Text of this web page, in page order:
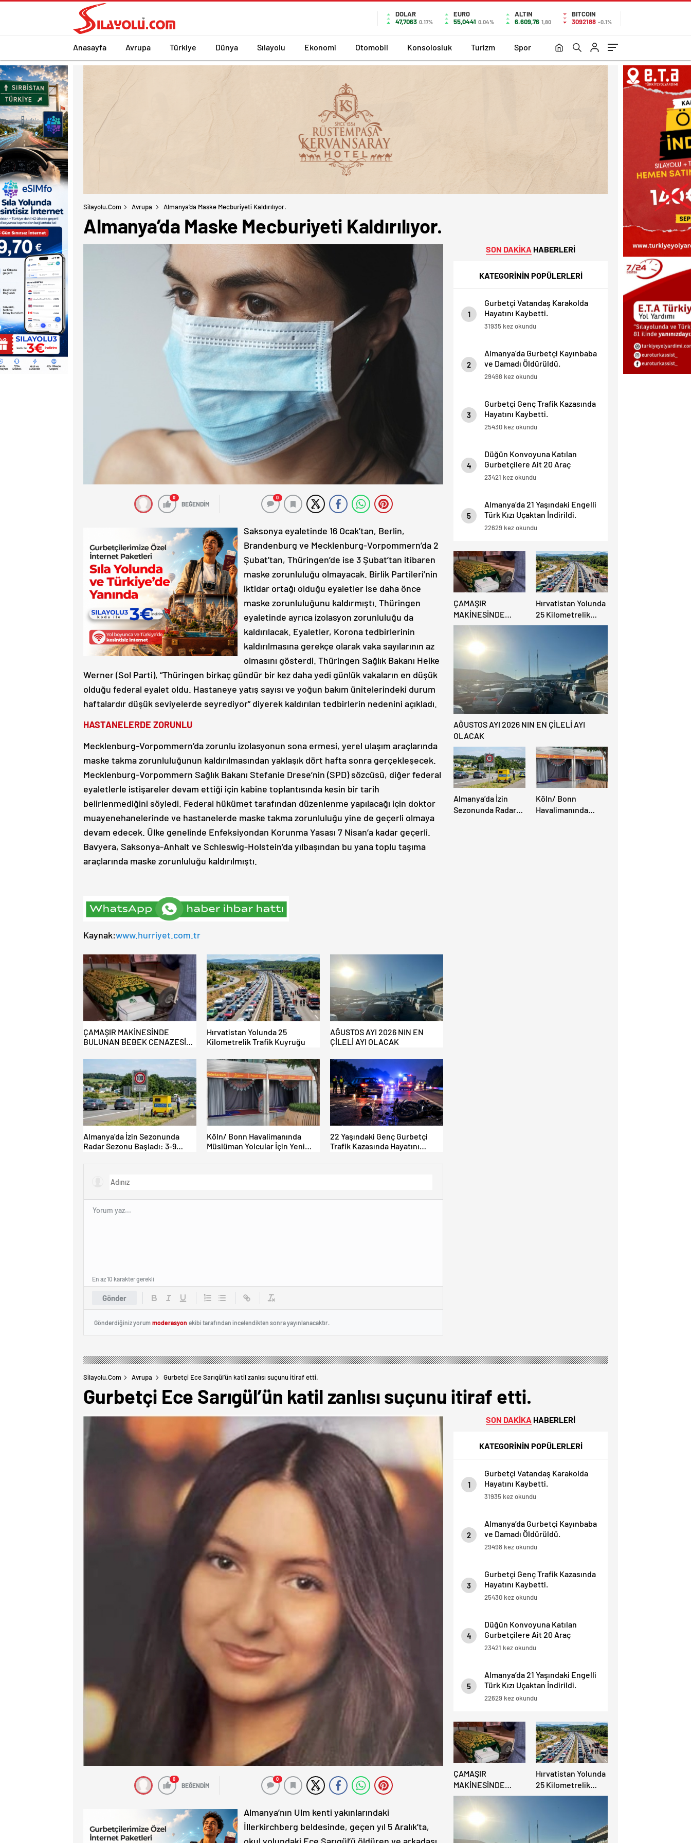
DOLAR
47,7063 0.17%
EURO
55,0441 0.04%
ALTIN
6.609,76 1,80
BITCOIN
3092188 -0.1%
Anasayfa Avrupa Türkiye Dünya Sılayolu Ekonomi Otomobil Konsolosluk Turizm Spor
Silayolu.com Avrupa Almanya’da Maske Mecburiyeti Kaldırılıyor.
Almanya’da Maske Mecburiyeti Kaldırılıyor.
0
BEĞENDİM
0
Saksonya eyaletinde 16 Ocak’tan, Berlin,
Brandenburg ve Mecklenburg-Vorpommern’da 2
Şubat’tan, Thüringen’de ise 3 Şubat’tan itibaren
maske zorunluluğu olmayacak. Birlik Partileri’nin
iktidar ortağı olduğu eyaletler ise daha önce
maske zorunluluğunu kaldırmıştı. Thüringen
eyaletinde ayrıca izolasyon zorunluluğu da
kaldırılacak. Eyaletler, Korona tedbirlerinin
kaldırılmasına gerekçe olarak vaka sayılarının az
olmasını gösterdi. Thüringen Sağlık Bakanı Heike
Werner (Sol Parti), “Thüringen birkaç gündür bir kez daha yedi günlük vakaların en düşük
olduğu federal eyalet oldu. Hastaneye yatış sayısı ve yoğun bakım ünitelerindeki durum
haftalardır düşük seviyelerde seyrediyor” diyerek kaldırılan tedbirlerin nedenini açıkladı.
HASTANELERDE ZORUNLU
Mecklenburg-Vorpommern’da zorunlu izolasyonun sona ermesi, yerel ulaşım araçlarında
maske takma zorunluluğunun kaldırılmasından yaklaşık dört hafta sonra gerçekleşecek.
Mecklenburg-Vorpommern Sağlık Bakanı Stefanie Drese’nin (SPD) sözcüsü, diğer federal
eyaletlerle istişareler devam ettiği için kabine toplantısında kesin bir tarih
belirlenmediğini söyledi. Federal hükümet tarafından düzenlenme yapılacağı için doktor
muayenehanelerinde ve hastanelerde maske takma zorunluluğu yine de geçerli olmaya
devam edecek. Ülke genelinde Enfeksiyondan Korunma Yasası 7 Nisan’a kadar geçerli.
Bavyera, Saksonya-Anhalt ve Schleswig-Holstein’da yılbaşından bu yana toplu taşıma
araçlarında maske zorunluluğu kaldırılmıştı.
Kaynak:www.hurriyet.com.tr
ÇAMAŞIR MAKİNESİNDE
BULUNAN BEBEK CENAZESİ
Hırvatistan Yolunda 25
Kilometrelik Trafik Kuyruğu
AĞUSTOS AYI 2026 NIN EN
ÇİLELİ AYI OLACAK
Almanya’da İzin Sezonunda
Radar Sezonu Başladı: 3-9
Köln/ Bonn Havalimanında
Müslüman Yolcular İçin Yeni
22 Yaşındaki Genç Gurbetçi
Trafik Kazasında Hayatını
Gönder
En az 10 karakter gerekli
Gönderdiğiniz yorum moderasyon ekibi tarafından incelendikten sonra yayınlanacaktır.
SON DAKİKA HABERLERİ
KATEGORİNİN POPÜLERLERİ
1
Gurbetçi Vatandaş Karakolda
Hayatını Kaybetti.
31935 kez okundu
2
Almanya’da Gurbetçi Kayınbaba
ve Damadı Öldürüldü.
29498 kez okundu
3
Gurbetçi Genç Trafik Kazasında
Hayatını Kaybetti.
25430 kez okundu
4
Düğün Konvoyuna Katılan
Gurbetçilere Ait 20 Araç
Trafikten Men Edildi.
23421 kez okundu
5
Almanya’da 21 Yaşındaki Engelli
Türk Kızı Uçaktan İndirildi.
Detaylar Haberde.
22629 kez okundu
ÇAMAŞIR
MAKİNESİNDE
BULUNAN BEBEK
CENAZESİ ŞOK ETTİ
Hırvatistan Yolunda
25 Kilometrelik
Trafik Kuyruğu
AĞUSTOS AYI 2026 NIN EN ÇİLELİ AYI
OLACAK
Almanya’da İzin
Sezonunda Radar
Köln/ Bonn
Havalimanında
Silayolu.com Avrupa Gurbetçi Ece Sarıgül’ün katil zanlısı suçunu itiraf etti.
Gurbetçi Ece Sarıgül’ün katil zanlısı suçunu itiraf etti.
0
BEĞENDİM
0
Almanya’nın Ulm kenti yakınlarındaki
İllerkirchberg beldesinde, geçen yıl 5 Aralık’ta,
SON DAKİKA HABERLERİ
KATEGORİNİN POPÜLERLERİ
1
Gurbetçi Vatandaş Karakolda
Hayatını Kaybetti.
31935 kez okundu
2
Almanya’da Gurbetçi Kayınbaba
ve Damadı Öldürüldü.
29498 kez okundu
3
Gurbetçi Genç Trafik Kazasında
Hayatını Kaybetti.
25430 kez okundu
4
Düğün Konvoyuna Katılan
Gurbetçilere Ait 20 Araç
Trafikten Men Edildi.
23421 kez okundu
5
Almanya’da 21 Yaşındaki Engelli
Türk Kızı Uçaktan İndirildi.
Detaylar Haberde.
22629 kez okundu
ÇAMAŞIR
MAKİNESİNDE
BULUNAN BEBEK
CENAZESİ ŞOK ETTİ
Hırvatistan Yolunda
25 Kilometrelik
Trafik Kuyruğu